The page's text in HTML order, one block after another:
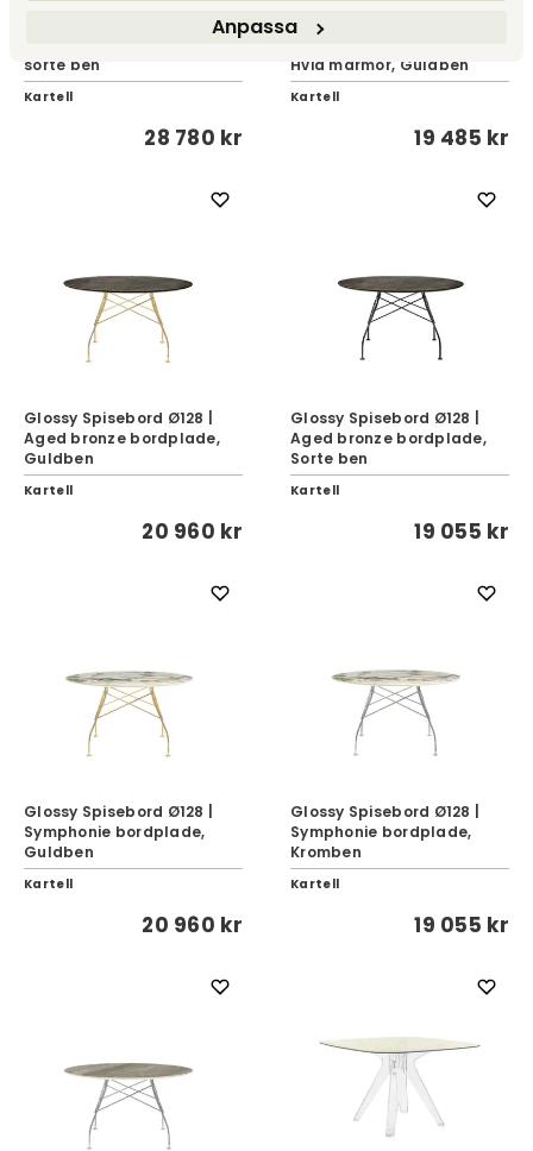
Anpassa
Glossy Spisebord 192x118 |
sorte ben
Kartell
28 780 kr
Hvid marmor, Guldben
Kartell
19 485 kr
Glossy Spisebord Ø128 |
Aged bronze bordplade,
Guldben
Kartell
20 960 kr
Glossy Spisebord Ø128 |
Aged bronze bordplade,
Sorte ben
Kartell
19 055 kr
Glossy Spisebord Ø128 |
Symphonie bordplade,
Guldben
Kartell
20 960 kr
Glossy Spisebord Ø128 |
Symphonie bordplade,
Kromben
Kartell
19 055 kr